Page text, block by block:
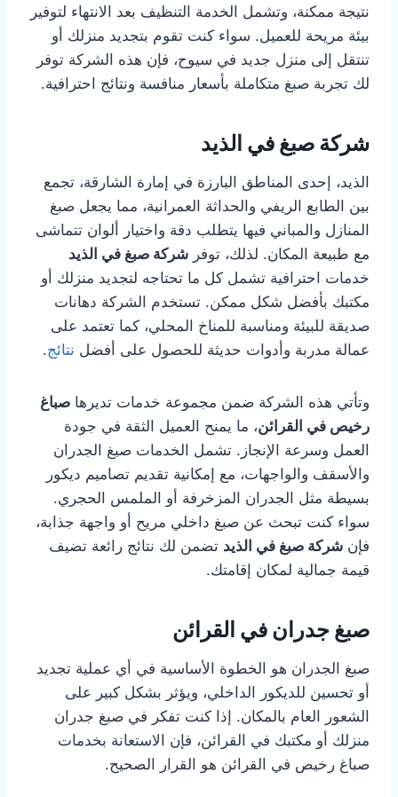
نتيجة ممكنة، وتشمل الخدمة التنظيف بعد الانتهاء لتوفير
بيئة مريحة للعميل. سواء كنت تقوم بتجديد منزلك أو
تنتقل إلى منزل جديد في سيوح، فإن هذه الشركة توفر
لك تجربة صبغ متكاملة بأسعار منافسة ونتائج احترافية.
شركة صبغ في الذيد
الذيد، إحدى المناطق البارزة في إمارة الشارقة، تجمع
بين الطابع الريفي والحداثة العمرانية، مما يجعل صبغ
المنازل والمباني فيها يتطلب دقة واختيار ألوان تتماشى
مع طبيعة المكان. لذلك، توفر شركة صبغ في الذيد
خدمات احترافية تشمل كل ما تحتاجه لتجديد منزلك أو
مكتبك بأفضل شكل ممكن. تستخدم الشركة دهانات
صديقة للبيئة ومناسبة للمناخ المحلي، كما تعتمد على
عمالة مدربة وأدوات حديثة للحصول على أفضل نتائج.
وتأتي هذه الشركة ضمن مجموعة خدمات تديرها صباغ
رخيص في القرائن، ما يمنح العميل الثقة في جودة
العمل وسرعة الإنجاز. تشمل الخدمات صبغ الجدران
والأسقف والواجهات، مع إمكانية تقديم تصاميم ديكور
بسيطة مثل الجدران المزخرفة أو الملمس الحجري.
سواء كنت تبحث عن صبغ داخلي مريح أو واجهة جذابة،
فإن شركة صبغ في الذيد تضمن لك نتائج رائعة تضيف
قيمة جمالية لمكان إقامتك.
صبغ جدران في القرائن
صبغ الجدران هو الخطوة الأساسية في أي عملية تجديد
أو تحسين للديكور الداخلي، ويؤثر بشكل كبير على
الشعور العام بالمكان. إذا كنت تفكر في صبغ جدران
منزلك أو مكتبك في القرائن، فإن الاستعانة بخدمات
صباغ رخيص في القرائن هو القرار الصحيح.